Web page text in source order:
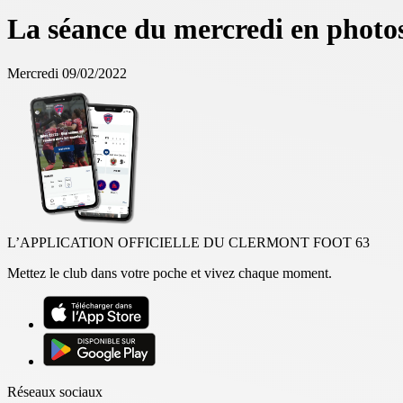
La séance du mercredi en
Mercredi 09/02/2022
L’APPLICATION OFFICIELLE DU CLERMONT FOOT 63
Mettez le club dans votre poche et vivez chaque moment.
Réseaux sociaux